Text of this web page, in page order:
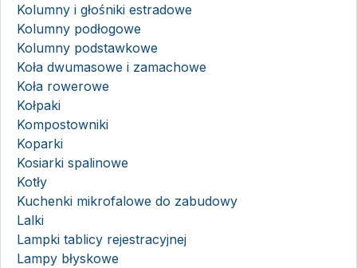
Kolumny i głośniki estradowe
Kolumny podłogowe
Kolumny podstawkowe
Koła dwumasowe i zamachowe
Koła rowerowe
Kołpaki
Kompostowniki
Koparki
Kosiarki spalinowe
Kotły
Kuchenki mikrofalowe do zabudowy
Lalki
Lampki tablicy rejestracyjnej
Lampy błyskowe